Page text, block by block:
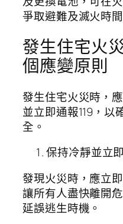
爭取避難及滅火時間
發生住宅火
個應變原則
發生住宅火災時，
並立即通報119，以
全。
保持冷靜並立
發現火災時，應立
讓所有人盡快離開
延誤逃生時機。